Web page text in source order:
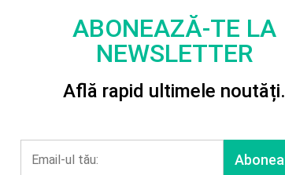
ABONEAZĂ-TE LA
NEWSLETTER
Află rapid ultimele noutăți.